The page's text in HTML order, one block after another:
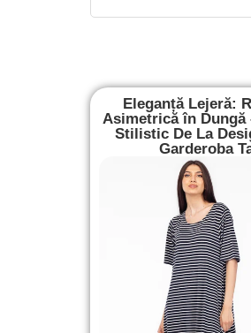
Eleganță Lejeră:
Asimetrică în Dungă
Stilistic De La
Garderoba